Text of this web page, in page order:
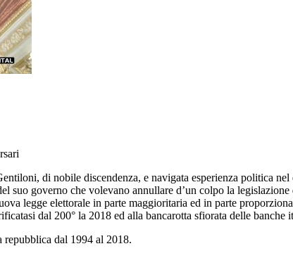
di nobile discendenza, e navigata esperienza politica
governo che volevano annullare d’un colpo la legislazione
legge elettorale in parte maggioritaria ed in parte
dal 200° la 2018 ed alla bancarotta sfiorata delle banche
repubblica dal 1994 al 2018.